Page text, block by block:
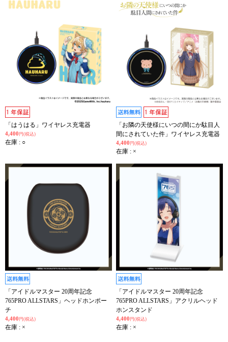
「はうはる」ワイヤレス充電器
4,400 円(税込)
在庫 : ○
「お隣の天使様にいつの間にか駄目人
間にされていた件」ワイヤレス充電器
4,400 円(税込)
在庫 : ×
「アイドルマスター 20周年記念
765PRO ALLSTARS」ヘッドホンポー
チ
4,400 円(税込)
在庫 : ×
「アイドルマスター 20周年記念
765PRO ALLSTARS」アクリルヘッド
ホンスタンド
4,400 円(税込)
在庫 : ×